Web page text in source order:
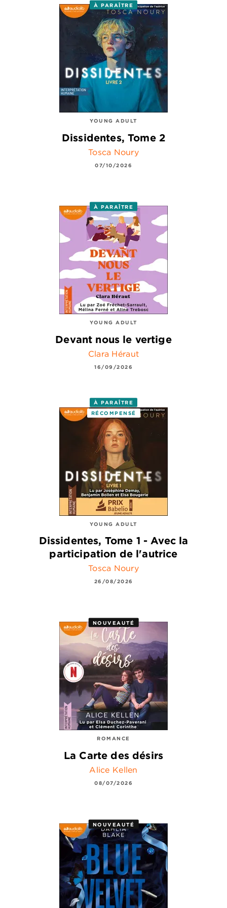
À PARAÎTRE
YOUNG ADULT
Dissidentes, Tome 2
Tosca Noury
07/10/2026
À PARAÎTRE
YOUNG ADULT
Devant nous le vertige
Clara Héraut
16/09/2026
À PARAÎTRE
RÉCOMPENSÉ
YOUNG ADULT
Dissidentes, Tome 1 - Avec la
participation de l'autrice
Tosca Noury
26/08/2026
NOUVEAUTÉ
ROMANCE
La Carte des désirs
Alice Kellen
08/07/2026
NOUVEAUTÉ